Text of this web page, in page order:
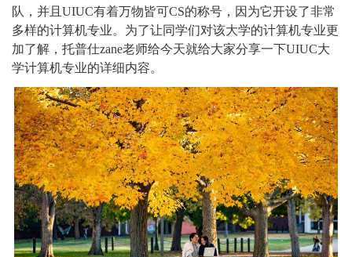
队，并且UIUC有着万物皆可CS的称号，因为它开设了非常
多样的计算机专业。为了让同学们对该大学的计算机专业更
加了解，托普仕zane老师给今天就给大家分享一下UIUC大
学计算机专业的详细内容。